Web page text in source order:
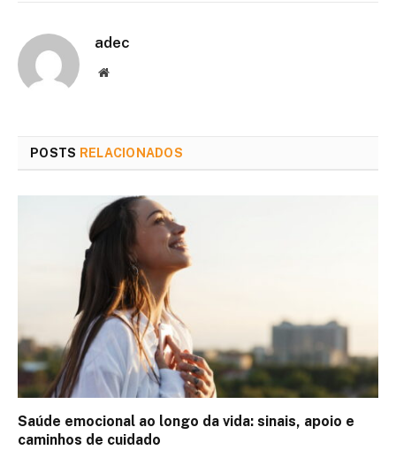
adec
Website
POSTS RELACIONADOS
Saúde emocional ao longo da vida: sinais, apoio e
caminhos de cuidado